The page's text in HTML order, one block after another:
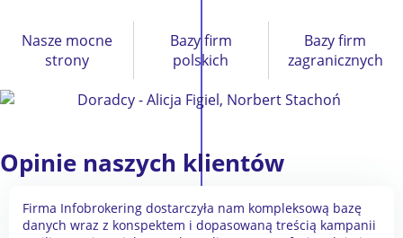
Nasze mocne
strony
Bazy firm
polskich
Bazy firm
zagranicznych
Opinie naszych klientów
Firma Infobrokering dostarczyła nam kompleksową bazę
danych wraz z konspektem i dopasowaną treścią kampanii